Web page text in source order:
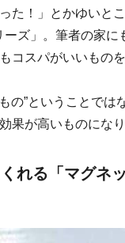
た！」とかゆいと
ズ」。筆者の家
コスパがいいもの
の”ということで
果が高いものになり
れる「マグネ